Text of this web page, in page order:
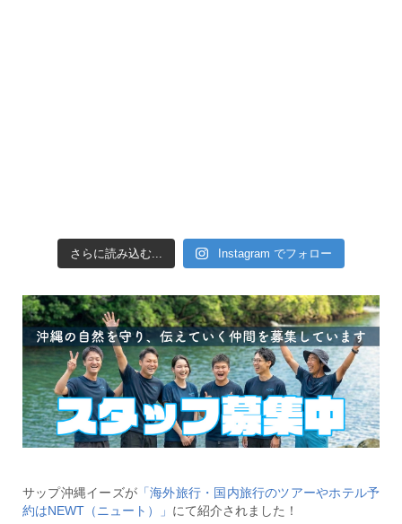
さらに読み込む... Instagram でフォロー
サップ沖縄イーズが 「海外旅行・国内旅行のツアーやホテル予
約はNEWT（ニュート）」 にて紹介されました！